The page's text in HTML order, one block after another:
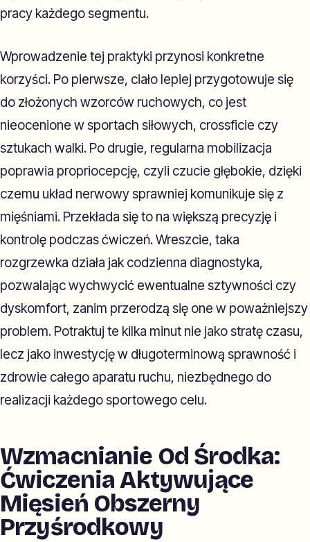
pracy każdego segmentu.
Wprowadzenie tej praktyki przynosi konkretne
korzyści. Po pierwsze, ciało lepiej przygotowuje się
do złożonych wzorców ruchowych, co jest
nieocenione w sportach siłowych, crossficie czy
sztukach walki. Po drugie, regularna mobilizacja
poprawia propriocepcję, czyli czucie głębokie, dzięki
czemu układ nerwowy sprawniej komunikuje się z
mięśniami. Przekłada się to na większą precyzję i
kontrolę podczas ćwiczeń. Wreszcie, taka
rozgrzewka działa jak codzienna diagnostyka,
pozwalając wychwycić ewentualne sztywności czy
dyskomfort, zanim przerodzą się one w poważniejszy
problem. Potraktuj te kilka minut nie jako stratę czasu,
lecz jako inwestycję w długoterminową sprawność i
zdrowie całego aparatu ruchu, niezbędnego do
realizacji każdego sportowego celu.
Wzmacnianie Od Środka:
Ćwiczenia Aktywujące
Mięsień Obszerny
Przyśrodkowy